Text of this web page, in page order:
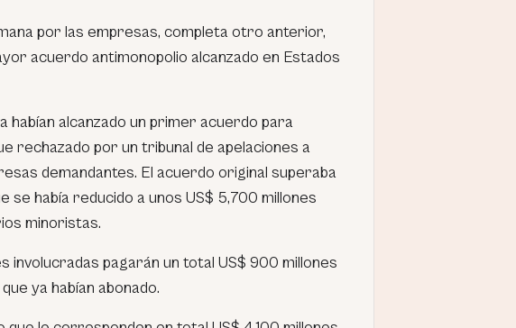
por las empresas, completa otro anterior,
acuerdo antimonopolio alcanzado en Estados
habían alcanzado un primer acuerdo para
rechazado por un tribunal de apelaciones a
demandantes. El acuerdo original superaba
se había reducido a unos US$ 5,700 millones
minoristas.
involucradas pagarán un total US$ 900 millones
ya habían abonado.